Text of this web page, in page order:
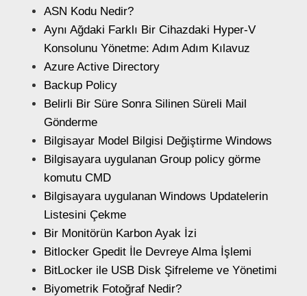
ASN Kodu Nedir?
Aynı Ağdaki Farklı Bir Cihazdaki Hyper-V
Konsolunu Yönetme: Adım Adım Kılavuz
Azure Active Directory
Backup Policy
Belirli Bir Süre Sonra Silinen Süreli Mail
Gönderme
Bilgisayar Model Bilgisi Değiştirme Windows
Bilgisayara uygulanan Group policy görme
komutu CMD
Bilgisayara uygulanan Windows Updatelerin
Listesini Çekme
Bir Monitörün Karbon Ayak İzi
Bitlocker Gpedit İle Devreye Alma İşlemi
BitLocker ile USB Disk Şifreleme ve Yönetimi
Biyometrik Fotoğraf Nedir?